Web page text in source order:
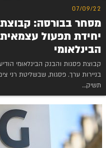
07/09/22
מסחר בבורסה:
יחידת תפעול
הבינלאומי
קבוצת פסגות והבנק הבינלאומי
בניירות ערך. פסגות, שבשליטת רני
תשיק…